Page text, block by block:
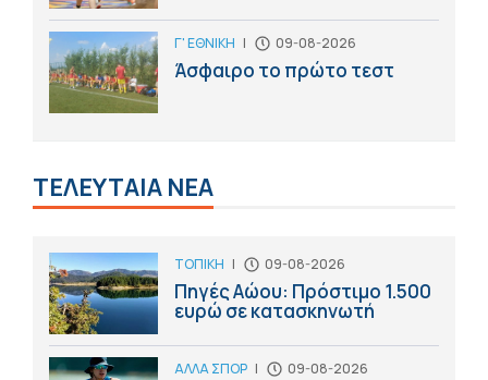
Γ' ΕΘΝΙΚΗ | 09-08-2026
Άσφαιρο το πρώτο τεστ
ΤΕΛΕΥΤΑΙΑ ΝΕΑ
ΤΟΠΙΚΗ | 09-08-2026
Πηγές Αώου: Πρόστιμο 1.500
ευρώ σε κατασκηνωτή
ΑΛΛΑ ΣΠΟΡ | 09-08-2026